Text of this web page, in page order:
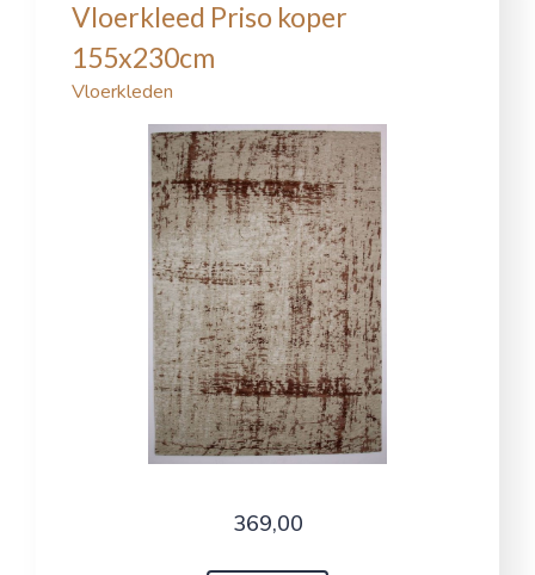
Vloerkleed Priso koper
155x230cm
Vloerkleden
369,00